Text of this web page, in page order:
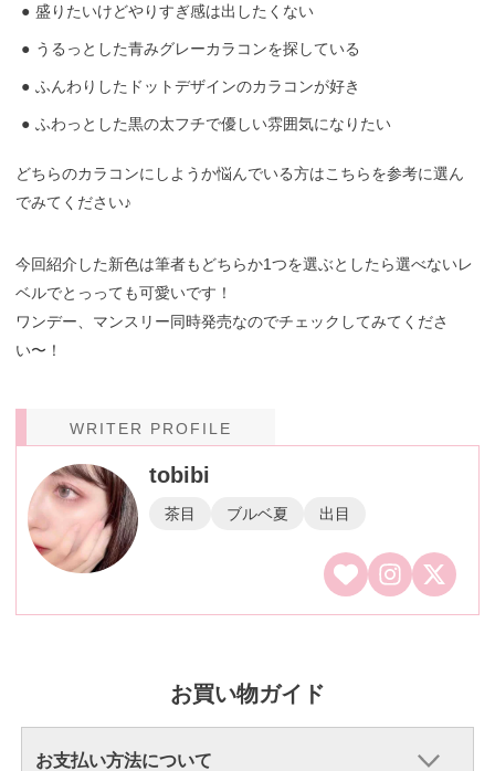
盛りたいけどやりすぎ感は出したくない
うるっとした青みグレーカラコンを探している
ふんわりしたドットデザインのカラコンが好き
ふわっとした黒の太フチで優しい雰囲気になりたい
どちらのカラコンにしようか悩んでいる方はこちらを参考に選ん
でみてください♪
今回紹介した新色は筆者もどちらか1つを選ぶとしたら選べないレ
ベルでとっっても可愛いです！
ワンデー、マンスリー同時発売なのでチェックしてみてくださ
い〜！
WRITER PROFILE
tobibi
茶目 ブルベ夏 出目
お買い物ガイド
お支払い方法について